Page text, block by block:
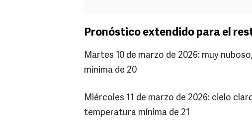
Pronóstico extendido para el
Martes 10 de marzo de 2026: muy
mínima de 20
Miércoles 11 de marzo de 2026: cielo
temperatura mínima de 21